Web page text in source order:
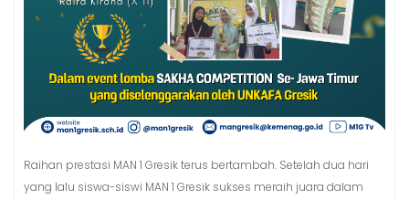
Raihan prestasi MAN 1 Gresik terus bertambah. Setelah dua hari
yang lalu siswa-siswi MAN 1 Gresik sukses meraih juara dalam